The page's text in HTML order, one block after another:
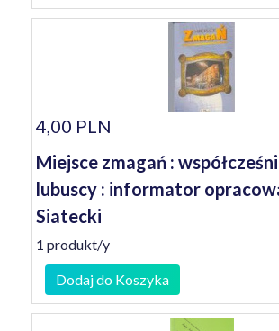
4,00 PLN
Miejsce zmagań :
lubuscy : informator
Siatecki
1 produkt/y
Dodaj do Koszyka